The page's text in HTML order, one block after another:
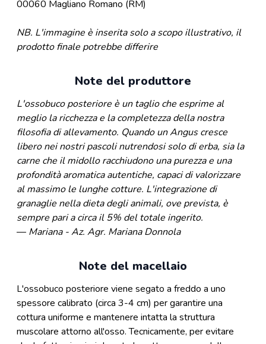
00060 Magliano Romano (RM)
NB. L'immagine è inserita solo a scopo illustrativo, il
prodotto finale potrebbe differire
Note del produttore
L'ossobuco posteriore è un taglio che esprime al
meglio la ricchezza e la completezza della nostra
filosofia di allevamento. Quando un Angus cresce
libero nei nostri pascoli nutrendosi solo di erba, sia la
carne che il midollo racchiudono una purezza e una
profondità aromatica autentiche, capaci di valorizzare
al massimo le lunghe cotture. L'integrazione di
granaglie nella dieta degli animali, ove prevista, è
sempre pari a circa il 5% del totale ingerito.
— Mariana - Az. Agr. Mariana Donnola
Note del macellaio
L'ossobuco posteriore viene segato a freddo a uno
spessore calibrato (circa 3-4 cm) per garantire una
cottura uniforme e mantenere intatta la struttura
muscolare attorno all'osso. Tecnicamente, per evitare